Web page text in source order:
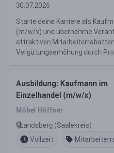
30.07.2026
Starte deine Karriere als
(m/w/x) und übernehme
attraktiven
Vergütungserhöhung durch
Ausbildung: Kaufmann im
Einzelhandel (m/w/x)
Möbel Höffner
Landsberg (Saalekreis)
Vollzeit